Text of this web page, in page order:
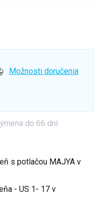
s potlačou MAJYA v
- US 1- 17 v
Možnosti doručenia
do 66 dní